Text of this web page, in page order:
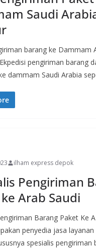
Saudi
barang ke Dammam
pengiriman barang
dammam Saudi Arabia
ilham express depok
Pengiriman
Arab Saudi
Barang Paket Ke
penyedia jasa
spesialis pengiriman